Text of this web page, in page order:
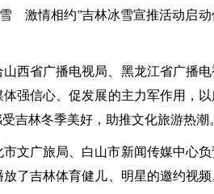
激情相约”吉林冰雪宣推活动启
西省广播电视局、黑龙江省广播
强信心、促发展的主力军作用，
吉林冬季美好，助推文化旅游热潮。
文广旅局、白山市新闻传媒中心
了吉林体育健儿、明星的邀约视